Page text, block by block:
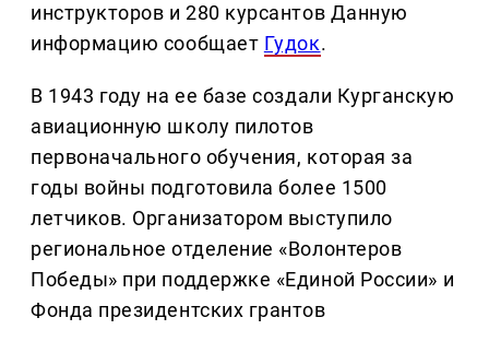
инструкторов и 280 курсантов Данную
информацию сообщает Гудок.
В 1943 году на ее базе создали Курганскую
авиационную школу пилотов
первоначального обучения, которая за
годы войны подготовила более 1500
летчиков. Организатором выступило
региональное отделение «Волонтеров
Победы» при поддержке «Единой России» и
Фонда президентских грантов